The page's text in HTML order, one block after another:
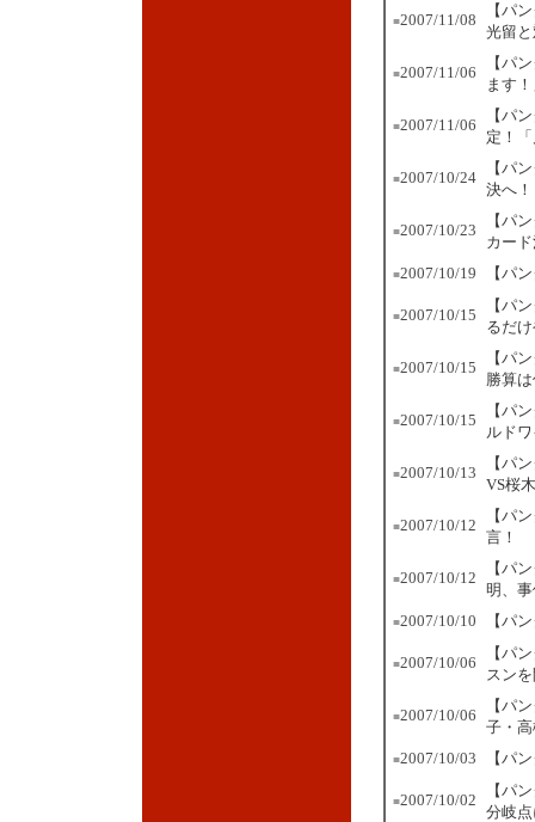
■2007/11/08
【パ
光留
■2007/11/06
【パ
ます
■2007/11/06
【パ
定！
■2007/10/24
【パ
決へ
■2007/10/23
【パ
カー
■2007/10/19 【パ
■2007/10/15
【パ
るだ
■2007/10/15
【パ
勝算
■2007/10/15
【パ
ルド
■2007/10/13
【パ
VS桜
■2007/10/12
【パ
言！
■2007/10/12
【パ
明、
■2007/10/10 【パ
■2007/10/06
【パ
スン
■2007/10/06
【パ
子・
■2007/10/03 【パ
■2007/10/02
【パ
分岐